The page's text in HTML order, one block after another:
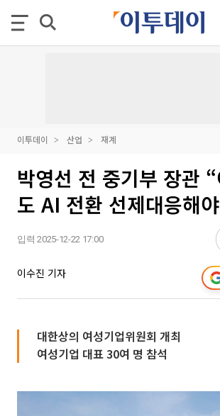
이투데이 산업 재계
박영선 전 중기부 장관
도 AI 전환 선제대응해
입력 2025-12-22 17:00
이수진 기자
대한상의 여성기업위원회 개최
여성기업 대표 30여 명 참석